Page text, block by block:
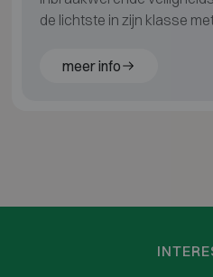
de lichtste in zijn klasse
meer info